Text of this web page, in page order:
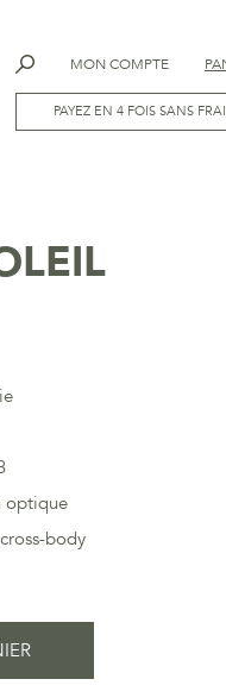
MON COMPTE
PAYEZ EN 4 FOIS SANS
optique
body